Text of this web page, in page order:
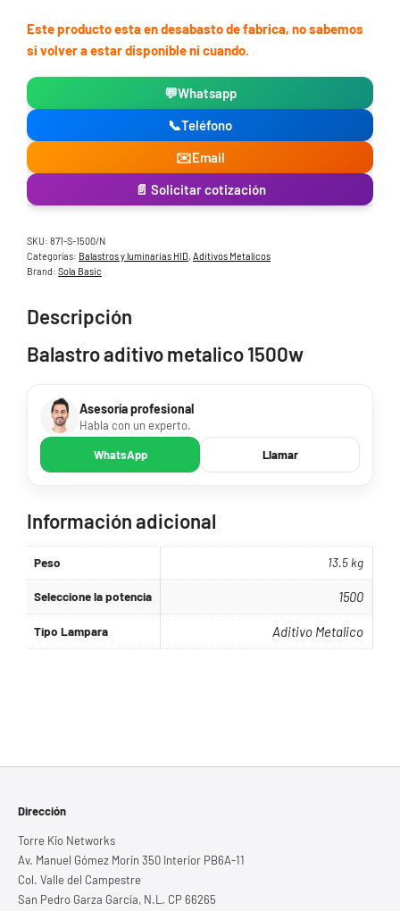
Este producto esta en desabasto de fabrica, no sabemos
si volver a estar disponible ni cuando.
💬Whatsapp
📞Teléfono
✉️Email
📄 Solicitar cotización
SKU: 871-S-1500/N
Categorías: Balastros y luminarias HID, Aditivos Metalicos
Brand: Sola Basic
Descripción
Balastro aditivo metalico 1500w
Asesoría profesional
Habla con un experto.
WhatsApp Llamar
Información adicional
Peso 13.5 kg
Seleccione la potencia 1500
Tipo Lampara Aditivo Metalico
Dirección
Torre Kio Networks
Av. Manuel Gómez Morin 350 Interior PB6A-11
Col. Valle del Campestre
San Pedro Garza García, N.L. CP 66265